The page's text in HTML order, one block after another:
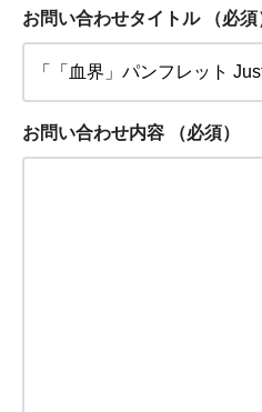
お問い合わせタイトル （必須
お問い合わせ内容 （必須）